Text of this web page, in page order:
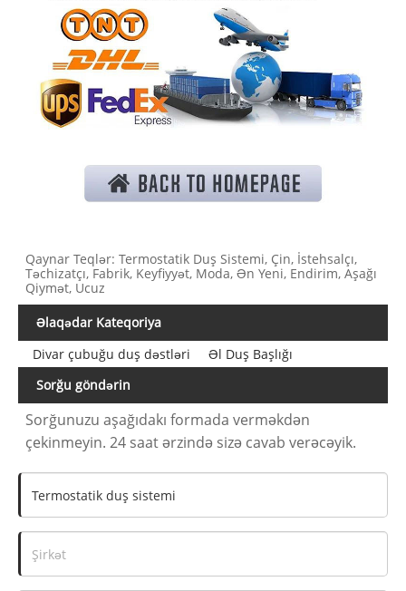
Qaynar Teqlər: Termostatik Duş Sistemi, Çin, İstehsalçı,
Təchizatçı, Fabrik, Keyfiyyət, Moda, Ən Yeni, Endirim, Aşağı
Qiymət, Ucuz
Əlaqədar Kateqoriya
Divar çubuğu duş dəstləri
Əl Duş Başlığı
Sorğu göndərin
Sorğunuzu aşağıdakı formada verməkdən
çekinmeyin. 24 saat ərzində sizə cavab verəcəyik.